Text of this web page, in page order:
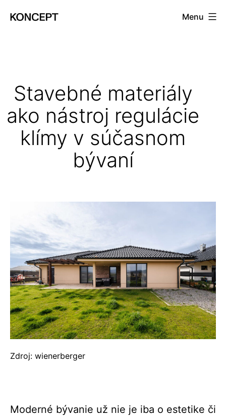
Menu
Stavebné materiály
ako nástroj regulácie
klímy v súčasnom
bývaní
Zdroj: wienerberger
Moderné bývanie už nie je iba o estetike či